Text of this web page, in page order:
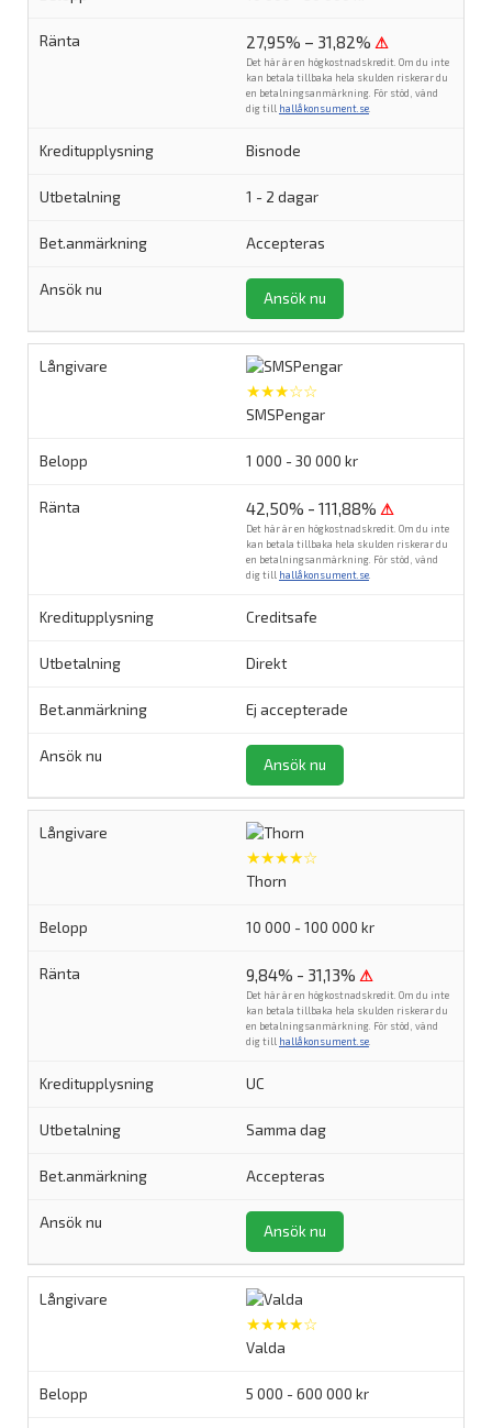
27,95% – 31,82% ⚠
Det här är en högkostnadskredit. Om du inte
kan betala tillbaka hela skulden riskerar du
en betalningsanmärkning. För stöd, vänd
dig till hallåkonsument.se
Bisnode
1 - 2 dagar
Accepteras
Ansök nu
★★★☆☆
SMSPengar
1 000 - 30 000 kr
42,50% - 111,88% ⚠
Det här är en högkostnadskredit. Om du inte
kan betala tillbaka hela skulden riskerar du
en betalningsanmärkning. För stöd, vänd
dig till hallåkonsument.se
Creditsafe
Direkt
Ej accepterade
Ansök nu
★★★★☆
Thorn
10 000 - 100 000 kr
9,84% - 31,13% ⚠
Det här är en högkostnadskredit. Om du inte
kan betala tillbaka hela skulden riskerar du
en betalningsanmärkning. För stöd, vänd
dig till hallåkonsument.se
UC
Samma dag
Accepteras
Ansök nu
★★★★☆
Valda
5 000 - 600 000 kr